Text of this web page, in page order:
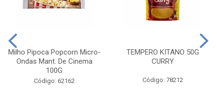
Milho Pipoca Popcorn Micro-
Ondas Mant. De Cinema
100G
Código: 62162
TEMPERO KITANO 50G
CURRY
Código: 78212